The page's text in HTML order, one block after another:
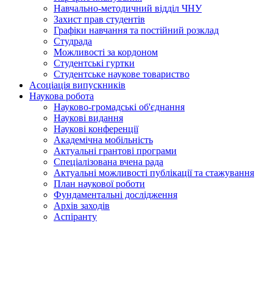
Навчально-методичний відділ ЧНУ
Захист прав студентів
Графіки навчання та постійний розклад
Студрада
Можливості за кордоном
Студентські гуртки
Студентське наукове товариство
Асоціація випускників
Наукова робота
Науково-громадські об'єднання
Наукові видання
Наукові конференції
Академічна мобільність
Актуальні грантові програми
Спеціалізована вчена рада
Актуальні можливості публікації та стажування
План наукової роботи
Фундаментальні дослідження
Архів заходів
Аспіранту